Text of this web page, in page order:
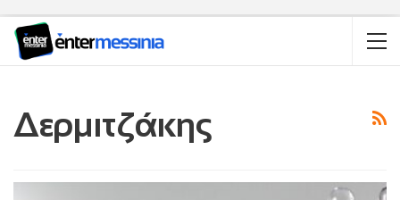
Δερμιτζάκης